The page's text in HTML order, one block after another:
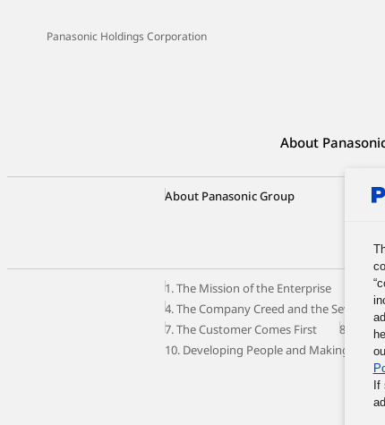
Panasonic Holdings Corporation
About
About Panasonic Group
1. The Mission of the Enterprise 2.
4. The Company Creed and the Seven
7. The Customer Comes First
8.
10. Developing People and Making the